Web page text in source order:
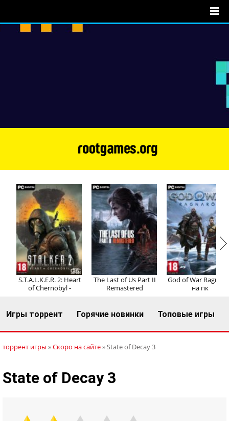
Регистрация Вход
S.T.A.L.K.E.R. 2: Heart
of Chernobyl -
The Last of Us Part II
Remastered
God of War
на пк
Игры торрент Горячие новинки Топовые игры
торрент игры »Скоро на сайте» State of Decay 3
State of Decay 3